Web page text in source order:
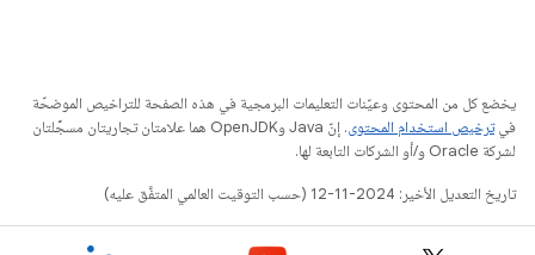
يخضع كل من المحتوى وعيّنات التعليمات البرمجية في هذه الصفحة للتراخيص الموضحّة
فيترخيص استخدام المحتوى
. إنّ Java وOpenJDK هما علامتان تجاريتان مسجَّلتان
لشركة Oracle و/أو الشركات التابعة لها.
تاريخ التعديل الأخير: 2024-11-12 (حسب التوقيت العالمي المتفَّق عليه)